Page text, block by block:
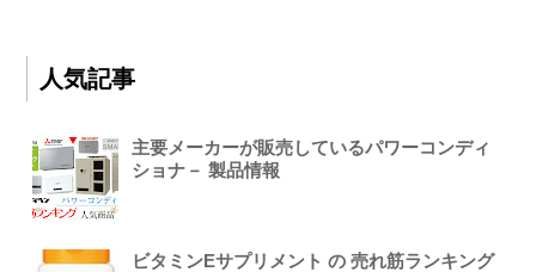
人気記事
主要メーカーが販売しているパワーコンディ
ショナ－ 製品情報
ビタミンEサプリメント の 売れ筋ランキング